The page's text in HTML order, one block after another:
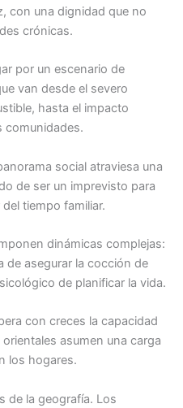
con una dignidad que no
crónicas.
por un escenario de
van desde el severo
hasta el impacto
comunidades.
social atraviesa una
de ser un imprevisto para
tiempo familiar.
dinámicas complejas:
de asegurar la cocción de
de planificar la vida.
con creces la capacidad
asumen una carga
los hogares.
de la geografía. Los